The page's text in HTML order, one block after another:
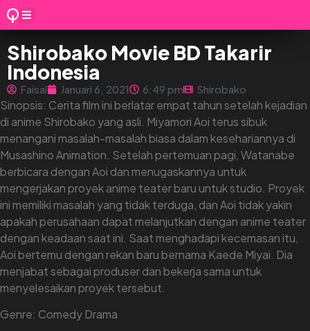
Shirobako Movie BD Takarir
Indonesia
Faisal Januari 6, 2021 6:49 pm Shirobako
Sinopsis: Cerita film ini berlatar empat tahun setelah kejadian
di anime Shirobako yang asli. Miyamori Aoi terus sibuk
menangani masalah-masalah biasa dalam kesehariannya di
Musashino Animation. Setelah pertemuan pagi, Watanabe
berbicara dengan Aoi dan menugaskannya untuk
mengerjakan proyek anime teater baru untuk studio. Proyek
ini memiliki masalah yang tidak terduga, dan Aoi tidak yakin
apakah perusahaan dapat melanjutkan dengan anime teater
dengan keadaan saat ini. Saat menghadapi kecemasan itu,
Aoi bertemu dengan rekan baru bernama Kaede Miyai. Dia
menjabat sebagai produser dan bekerja sama untuk
menyelesaikan proyek tersebut.
Genre: Comedy Drama